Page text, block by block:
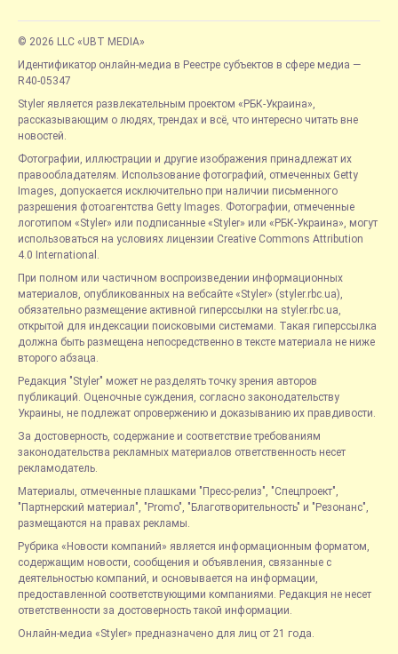
© 2026 LLC «UBT MEDIA»
Идентификатор онлайн-медиа в Реестре субъектов в сфере медиа —
R40-05347
Styler является развлекательным проектом «РБК-Украина»,
рассказывающим о людях, трендах и всё, что интересно читать вне
новостей.
Фотографии, иллюстрации и другие изображения принадлежат их
правообладателям. Использование фотографий, отмеченных Getty
Images, допускается исключительно при наличии письменного
разрешения фотоагентства Getty Images. Фотографии, отмеченные
логотипом «Styler» или подписанные «Styler» или «РБК-Украина», могут
использоваться на условиях лицензии Creative Commons Attribution
4.0 International.
При полном или частичном воспроизведении информационных
материалов, опубликованных на вебсайте «Styler» (styler.rbc.ua),
обязательно размещение активной гиперссылки на styler.rbc.ua,
открытой для индексации поисковыми системами. Такая гиперссылка
должна быть размещена непосредственно в тексте материала не ниже
второго абзаца.
Редакция "Styler" может не разделять точку зрения авторов
публикаций. Оценочные суждения, согласно законодательству
Украины, не подлежат опровержению и доказыванию их правдивости.
За достоверность, содержание и соответствие требованиям
законодательства рекламных материалов ответственность несет
рекламодатель.
Материалы, отмеченные плашками "Пресс-релиз", "Спецпроект",
"Партнерский материал", "Promo", "Благотворительность" и "Резонанс",
размещаются на правах рекламы.
Рубрика «Новости компаний» является информационным форматом,
содержащим новости, сообщения и объявления, связанные с
деятельностью компаний, и основывается на информации,
предоставленной соответствующими компаниями. Редакция не несет
ответственности за достоверность такой информации.
Онлайн-медиа «Styler» предназначено для лиц от 21 года.